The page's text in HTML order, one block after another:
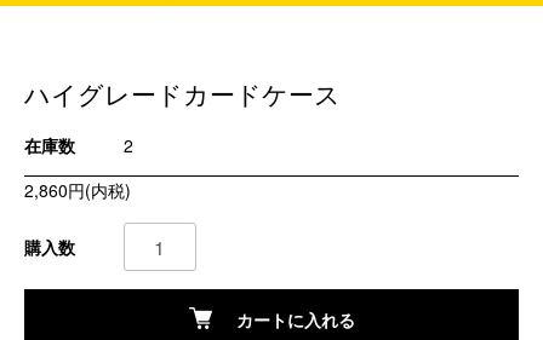
ハイグレードカードケース
在庫数
2
2,860円(内税)
購入数
カートに入れる